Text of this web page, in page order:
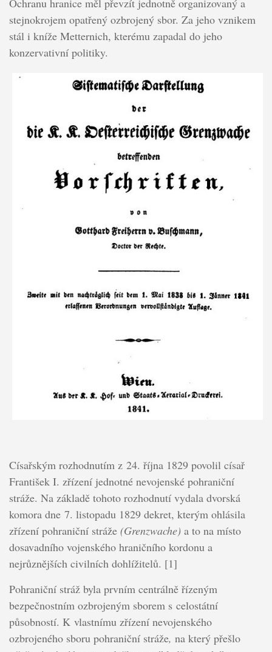
Ochranu hranice měl převzít jednotně organizovaný a
stejnokrojem opatřený ozbrojený sbor. Za jeho vznikem
stál i kníže Metternich, kterému zapadal do jeho
konzervativní politiky.
Císařským rozhodnutím z 24. října 1829 povolil císař
František I. zřízení jednotné nevojenské pohraniční
stráže. Na základě tohoto rozhodnutí vydala dvorská
komora dne 7. listopadu 1829 dekret, kterým ohlásila
zřízení pohraniční stráže (Grenzwache)a to na místo
dosavadního vojenského hraničního kordonu a
nejrůznějších civilních dohlížitelů. [1]
Pohraniční stráž byla prvním centrálně řízeným
bezpečnostním ozbrojeným sborem s celostátní
působností. K vlastnímu zřízení nevojenského
ozbrojeného sboru pohraniční stráže, na který přešlo